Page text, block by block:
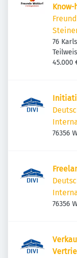
Know-
76
45.000
76356
76356